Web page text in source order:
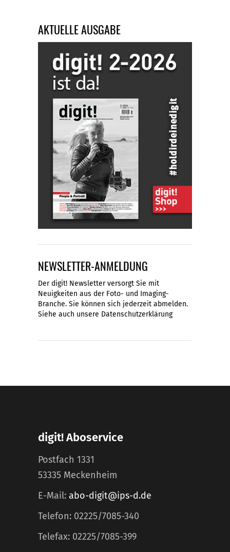
AKTUELLE AUSGABE
NEWSLETTER-ANMELDUNG
Der digit! Newsletter versorgt Sie mit
Neuigkeiten aus der Foto- und Imaging-
Branche. Sie können sich jederzeit abmelden.
Siehe auch unsere Datenschutzerklärung
digit! Aboservice
Postfach 1331
53335 Meckenheim
E-Mail: abo-digit@ips-d.de
Telefon: 02225/7085-340
Telefax: 02225/7085-399